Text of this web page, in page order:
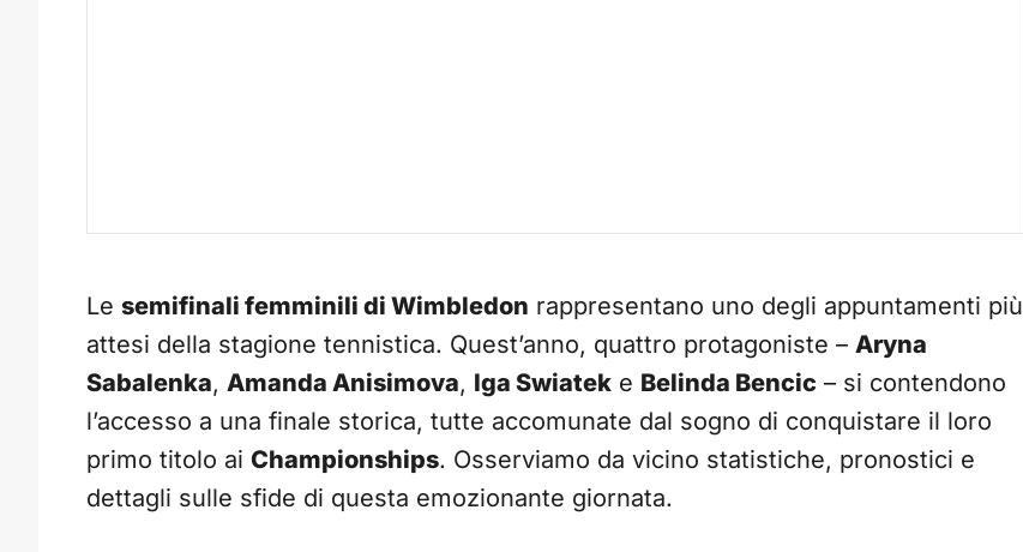
Le semifinali femminili di Wimbledon rappresentano uno degli appuntamenti più
attesi della stagione tennistica. Quest’anno, quattro protagoniste – Aryna
Sabalenka, Amanda Anisimova, Iga Swiatek e Belinda Bencic – si contendono
l’accesso a una finale storica, tutte accomunate dal sogno di conquistare il loro
primo titolo ai Championships. Osserviamo da vicino statistiche, pronostici e
dettagli sulle sfide di questa emozionante giornata.